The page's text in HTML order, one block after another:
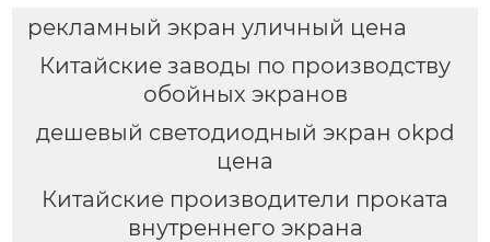
рекламный экран уличный цена
Китайские заводы по производству
обойных экранов
дешевый светодиодный экран okpd
цена
Китайские производители проката
внутреннего экрана